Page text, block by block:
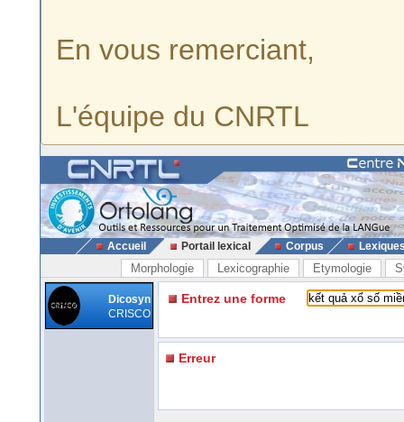
En vous remerciant,
L'équipe du CNRTL
Accueil Portail lexical Corpus
Morphologie Lexicographie Etymologie
Dicosyn
CRISCO
Entrez une forme
Erreur